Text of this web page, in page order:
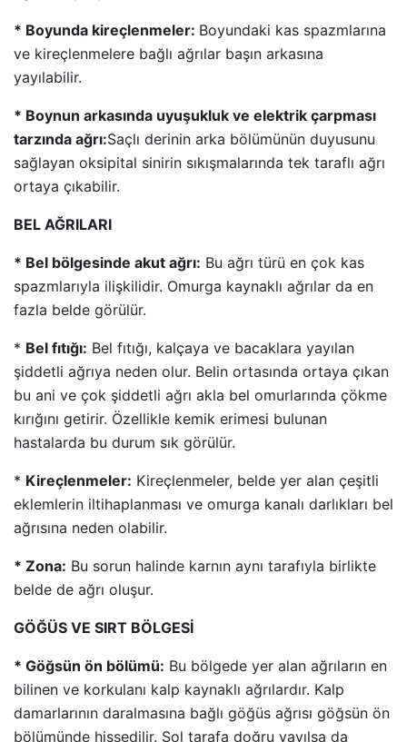
* Boyunda kireçlenmeler: Boyundaki kas spazmlarına
ve kireçlenmelere bağlı ağrılar başın arkasına
yayılabilir.
* Boynun arkasında uyuşukluk ve elektrik çarpması
tarzında ağrı:Saçlı derinin arka bölümünün duyusunu
sağlayan oksipital sinirin sıkışmalarında tek taraflı ağrı
ortaya çıkabilir.
BEL AĞRILARI
* Bel bölgesinde akut ağrı: Bu ağrı türü en çok kas
spazmlarıyla ilişkilidir. Omurga kaynaklı ağrılar da en
fazla belde görülür.
* Bel fıtığı: Bel fıtığı, kalçaya ve bacaklara yayılan
şiddetli ağrıya neden olur. Belin ortasında ortaya çıkan
bu ani ve çok şiddetli ağrı akla bel omurlarında çökme
kırığını getirir. Özellikle kemik erimesi bulunan
hastalarda bu durum sık görülür.
* Kireçlenmeler: Kireçlenmeler, belde yer alan çeşitli
eklemlerin iltihaplanması ve omurga kanalı darlıkları bel
ağrısına neden olabilir.
* Zona: Bu sorun halinde karnın aynı tarafıyla birlikte
belde de ağrı oluşur.
GÖĞÜS VE SIRT BÖLGESİ
* Göğsün ön bölümü: Bu bölgede yer alan ağrıların en
bilinen ve korkulanı kalp kaynaklı ağrılardır. Kalp
damarlarının daralmasına bağlı göğüs ağrısı göğsün ön
bölümünde hissedilir. Sol tarafa doğru yayılsa da